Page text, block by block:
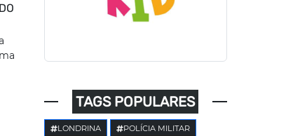
TAGS POPULARES
LONDRINA POLÍCIA MILITAR